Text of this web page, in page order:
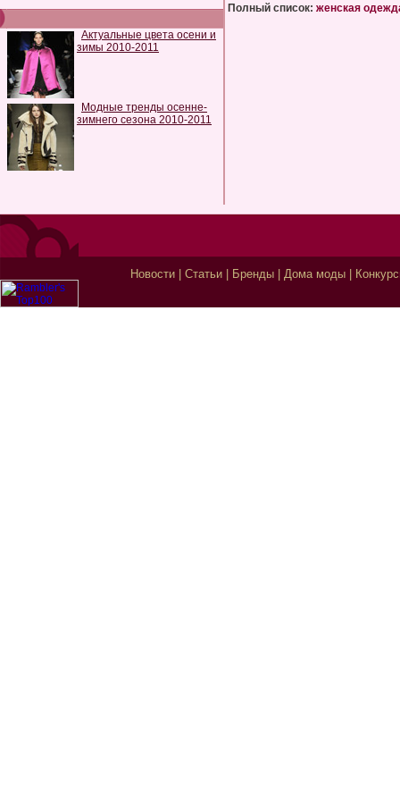
Актуальные цвета осени и
зимы 2010-2011
Модные тренды осенне-
зимнего сезона 2010-2011
Полный список: женская
Новости| Статьи| Бренды| Дома моды|